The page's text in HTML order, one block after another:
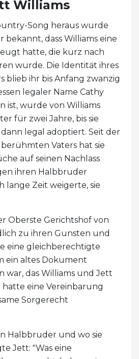
Williams
Song heraus wurde
bekannt, dass Williams eine
hatte, die kurz nach
wurde. Die Identität ihres
blieb ihr bis Anfang zwanzig
legaler Name Cathy
ist, wurde von Williams
für zwei Jahre, bis sie
legal adoptiert. Seit der
Vaters hat sie
auf seinen Nachlass
ihren Halbbruder
lange Zeit weigerte, sie
Oberste Gerichtshof von
zu ihren Gunsten und
eine gleichberechtigte
ein altes Dokument
war, das Williams und Jett
eine Vereinbarung
Sorgerecht
Halbbruder und wo sie
Jett: "Was eine